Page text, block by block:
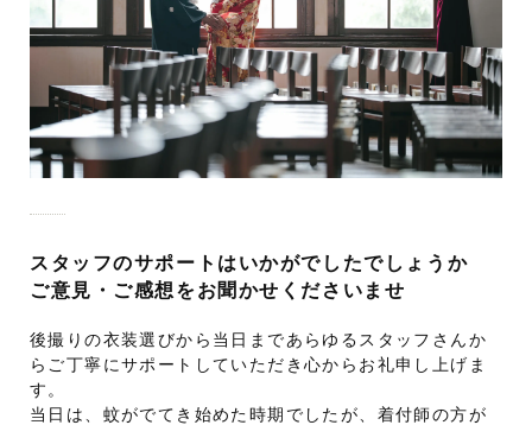
スタッフのサポートはいかがでしたでしょうか
ご意見・ご感想をお聞かせくださいませ
後撮りの衣装選びから当日まであらゆるスタッフさんか
らご丁寧にサポートしていただき心からお礼申し上げま
す。
当日は、蚊がでてき始めた時期でしたが、着付師の方が